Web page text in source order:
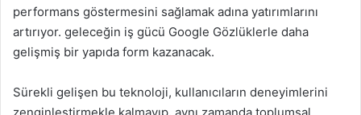
performans göstermesini sağlamak adına yatırımlarını
artırıyor. geleceğin iş gücü Google Gözlüklerle daha
gelişmiş bir yapıda form kazanacak.
Sürekli gelişen bu teknoloji, kullanıcıların deneyimlerini